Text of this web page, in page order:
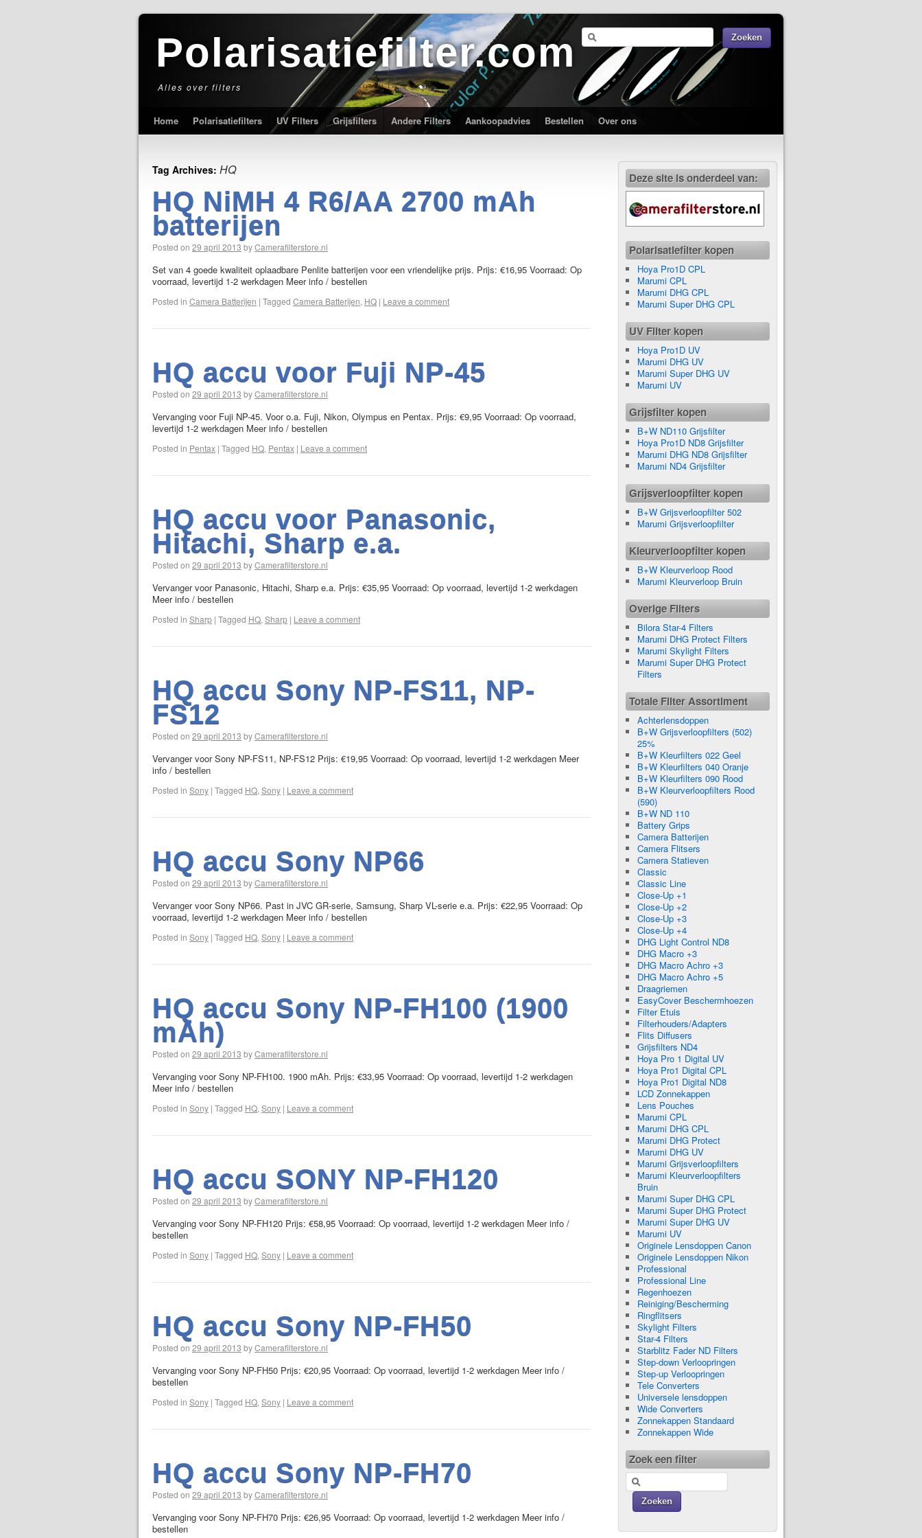
Polarisatiefilter.com
Alles over filters
Home Polarisatiefilters UV Filters Grijsfilters Andere Filters Aankoopadvies Bestellen Over ons
Tag Archives: HQ
HQ NiMH 4 R6/AA 2700 mAh
batterijen
Posted on 29 april 2013 byCamerafilterstore.nl
Set van 4 goede kwaliteit oplaadbare Penlite batterijen voor een vriendelijke prijs. Prijs: €16,95 Voorraad: Op
voorraad, levertijd 1-2 werkdagen Meer info / bestellen
Posted in Camera Batterijen | Tagged Camera Batterijen, HQ | Leave a comment
HQ accu voor Fuji NP-45
Posted on 29 april 2013 byCamerafilterstore.nl
Vervanging voor Fuji NP-45. Voor o.a. Fuji, Nikon, Olympus en Pentax. Prijs: €9,95 Voorraad: Op voorraad,
levertijd 1-2 werkdagen Meer info / bestellen
Posted in Pentax | Tagged HQ, Pentax | Leave a comment
HQ accu voor Panasonic,
Hitachi, Sharp e.a.
Posted on 29 april 2013 byCamerafilterstore.nl
Vervanger voor Panasonic, Hitachi, Sharp e.a. Prijs: €35,95 Voorraad: Op voorraad, levertijd 1-2 werkdagen
Meer info / bestellen
Posted in Sharp | Tagged HQ, Sharp | Leave a comment
HQ accu Sony NP-FS11, NP-
FS12
Posted on 29 april 2013 byCamerafilterstore.nl
Vervanger voor Sony NP-FS11, NP-FS12 Prijs: €19,95 Voorraad: Op voorraad, levertijd 1-2 werkdagen Meer
info / bestellen
Posted in Sony | Tagged HQ, Sony | Leave a comment
HQ accu Sony NP66
Posted on 29 april 2013 byCamerafilterstore.nl
Vervanger voor Sony NP66. Past in JVC GR-serie, Samsung, Sharp VL-serie e.a. Prijs: €22,95 Voorraad: Op
voorraad, levertijd 1-2 werkdagen Meer info / bestellen
Posted in Sony | Tagged HQ, Sony | Leave a comment
HQ accu Sony NP-FH100 (1900
mAh)
Posted on 29 april 2013 byCamerafilterstore.nl
Vervanging voor Sony NP-FH100. 1900 mAh. Prijs: €33,95 Voorraad: Op voorraad, levertijd 1-2 werkdagen
Meer info / bestellen
Posted in Sony | Tagged HQ, Sony | Leave a comment
HQ accu SONY NP-FH120
Posted on 29 april 2013 byCamerafilterstore.nl
Vervanging voor Sony NP-FH120 Prijs: €58,95 Voorraad: Op voorraad, levertijd 1-2 werkdagen Meer info /
bestellen
Posted in Sony | Tagged HQ, Sony | Leave a comment
HQ accu Sony NP-FH50
Posted on 29 april 2013 byCamerafilterstore.nl
Vervanging voor Sony NP-FH50 Prijs: €20,95 Voorraad: Op voorraad, levertijd 1-2 werkdagen Meer info /
bestellen
Posted in Sony | Tagged HQ, Sony | Leave a comment
HQ accu Sony NP-FH70
Posted on 29 april 2013 byCamerafilterstore.nl
Vervanging voor Sony NP-FH70 Prijs: €26,95 Voorraad: Op voorraad, levertijd 1-2 werkdagen Meer info /
bestellen
Deze site is onderdeel van:
Polarisatiefilter kopen
Hoya Pro1D CPL
Marumi CPL
Marumi DHG CPL
Marumi Super DHG CPL
UV Filter kopen
Hoya Pro1D UV
Marumi DHG UV
Marumi Super DHG UV
Marumi UV
Grijsfilter kopen
B+W ND110 Grijsfilter
Hoya Pro1D ND8 Grijsfilter
Marumi DHG ND8 Grijsfilter
Marumi ND4 Grijsfilter
Grijsverloopfilter kopen
B+W Grijsverloopfilter 502
Marumi Grijsverloopfilter
Kleurverloopfilter kopen
B+W Kleurverloop Rood
Marumi Kleurverloop Bruin
Overige Filters
Bilora Star-4 Filters
Marumi DHG Protect Filters
Marumi Skylight Filters
Marumi Super DHG Protect
Filters
Totale Filter Assortiment
Achterlensdoppen
B+W Grijsverloopfilters (502)
25%
B+W Kleurfilters 022 Geel
B+W Kleurfilters 040 Oranje
B+W Kleurfilters 090 Rood
B+W Kleurverloopfilters Rood
(590)
B+W ND 110
Battery Grips
Camera Batterijen
Camera Flitsers
Camera Statieven
Classic
Classic Line
Close-Up +1
Close-Up +2
Close-Up +3
Close-Up +4
DHG Light Control ND8
DHG Macro +3
DHG Macro Achro +3
DHG Macro Achro +5
Draagriemen
EasyCover Beschermhoezen
Filter Etuis
Filterhouders/Adapters
Flits Diffusers
Grijsfilters ND4
Hoya Pro 1 Digital UV
Hoya Pro1 Digital CPL
Hoya Pro1 Digital ND8
LCD Zonnekappen
Lens Pouches
Marumi CPL
Marumi DHG CPL
Marumi DHG Protect
Marumi DHG UV
Marumi Grijsverloopfilters
Marumi Kleurverloopfilters
Bruin
Marumi Super DHG CPL
Marumi Super DHG Protect
Marumi Super DHG UV
Marumi UV
Originele Lensdoppen Canon
Originele Lensdoppen Nikon
Professional
Professional Line
Regenhoezen
Reiniging/Bescherming
Ringflitsers
Skylight Filters
Star-4 Filters
Starblitz Fader ND Filters
Step-down Verloopringen
Step-up Verloopringen
Tele Converters
Universele lensdoppen
Wide Converters
Zonnekappen Standaard
Zonnekappen Wide
Zoek een filter